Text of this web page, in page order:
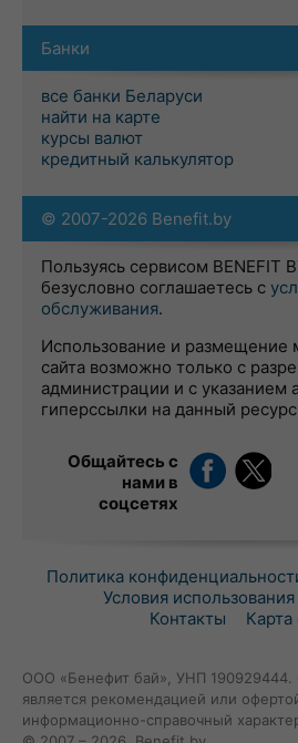
Банки
все банки Беларуси
найти на карте
курсы валют
кредитный калькулятор
© 2007-2026 Benefit.by
Пользуясь сервисом BENEFIT
безусловно соглашаетесь с
обслуживания.
Использование и размещение
сайта возможно только с
администрации и с указанием
гиперссылки на данный ресурс
Общайтесь с
нами в
соцсетях
Политика
Условия использования
Контакты
Карта
ООО «Бенефит бай», УНП 190929444.
является рекомендацией или
информационно-справочный